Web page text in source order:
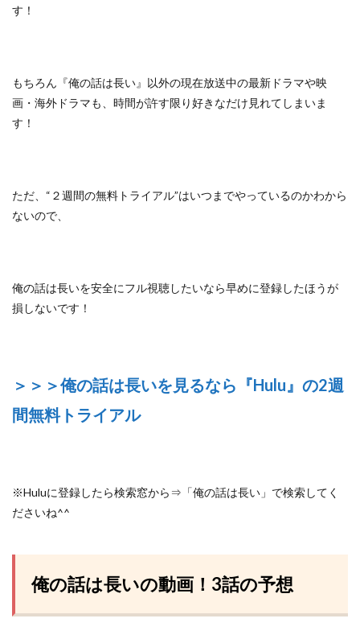
す！
もちろん『俺の話は長い』以外の現在放送中の最新ドラマや映
画・海外ドラマも、 時間が許す限り好きなだけ見れてしまいま
す！
ただ、 “２週間の無料トライアル”はいつまでやっているのかわから
ないので、
俺の話は長いを安全にフル視聴したいなら早めに登録したほうが
損しないです！
＞＞＞俺の話は長いを見るなら『Hulu』の2週
間無料トライアル
※Huluに登録したら検索窓から⇒「俺の話は長い」で検索してく
ださいね^^
俺の話は長いの動画！3話の予想